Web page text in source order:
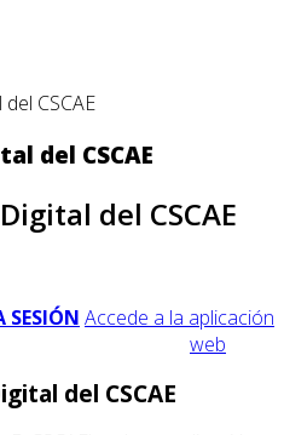
CSCAE
del CSCAE
del CSCAE
SESIÓN Accede a la aplicación
web
del CSCAE